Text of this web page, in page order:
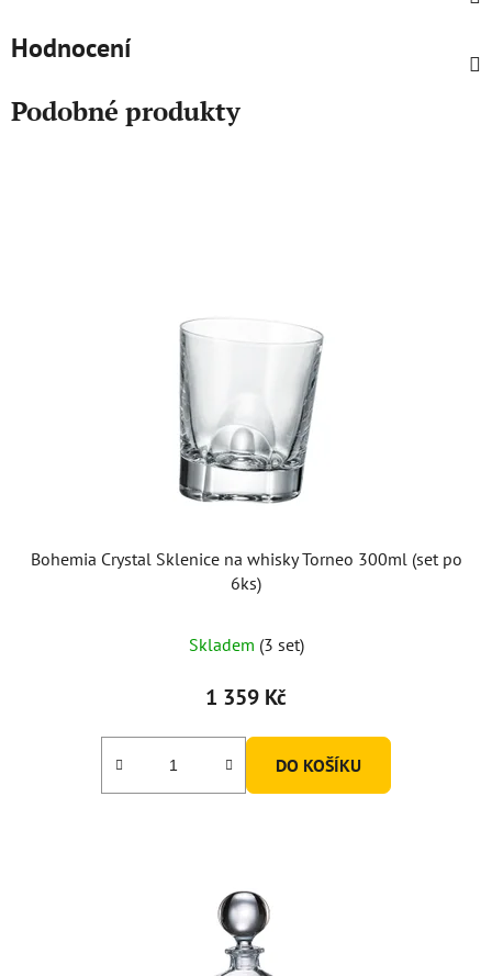
Hodnocení
Podobné produkty
Bohemia Crystal Sklenice na whisky Torneo 300ml (set po
6ks)
Skladem (3 set)
1 359 Kč
DO KOŠÍKU